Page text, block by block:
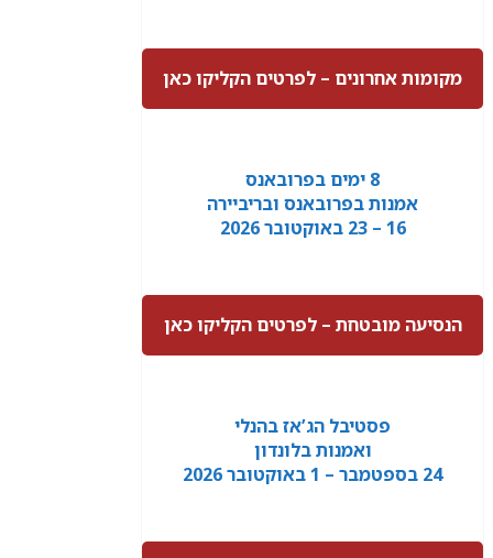
מקומות אחרונים – לפרטים הקליקו כאן
8 ימים בפרובאנס
אמנות בפרובאנס ובריביירה
16 – 23 באוקטובר 2026
הנסיעה מובטחת – לפרטים הקליקו כאן
פסטיבל הג’אז בהנלי
ואמנות בלונדון
24 בספטמבר – 1 באוקטובר 2026